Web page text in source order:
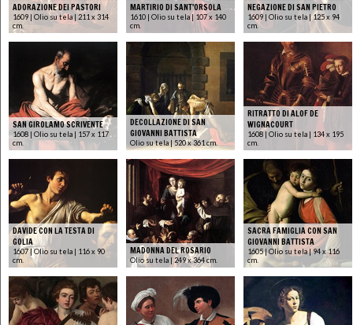
ADORAZIONE DEI PASTORI
1609 | Olio su tela | 211 x 314
cm.
MARTIRIO DI SANT'ORSOLA
1610 | Olio su tela | 107 x 140
cm.
NEGAZIONE DI SAN PIETRO
1609 | Olio su tela | 125 x 94
cm.
SAN GIROLAMO SCRIVENTE
1608 | Olio su tela | 157 x 117
cm.
DECOLLAZIONE DI SAN
GIOVANNI BATTISTA
Olio su tela | 520 x 361 cm.
RITRATTO DI ALOF DE
WIGNACOURT
1608 | Olio su tela | 134 x 195
cm.
DAVIDE CON LA TESTA DI
GOLIA
1607 | Olio su tela | 116 x 90
cm.
MADONNA DEL ROSARIO
Olio su tela | 249 x 364 cm.
SACRA FAMIGLIA CON SAN
GIOVANNI BATTISTA
1605 | Olio su tela | 94 x 116
cm.